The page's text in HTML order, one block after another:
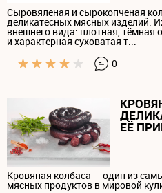
Сыровяленая и сырокопченая
деликатесных мясных изделий.
внешнего вида: плотная,
и характерная суховатая т...
0
ЕЁ
Кровяная колбаса — один из
мясных продуктов в мировой